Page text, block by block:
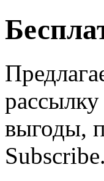
выгоды,